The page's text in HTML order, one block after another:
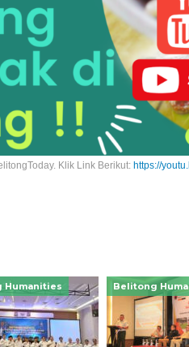
Klik Link Berikut: https://
Humanities Belitong